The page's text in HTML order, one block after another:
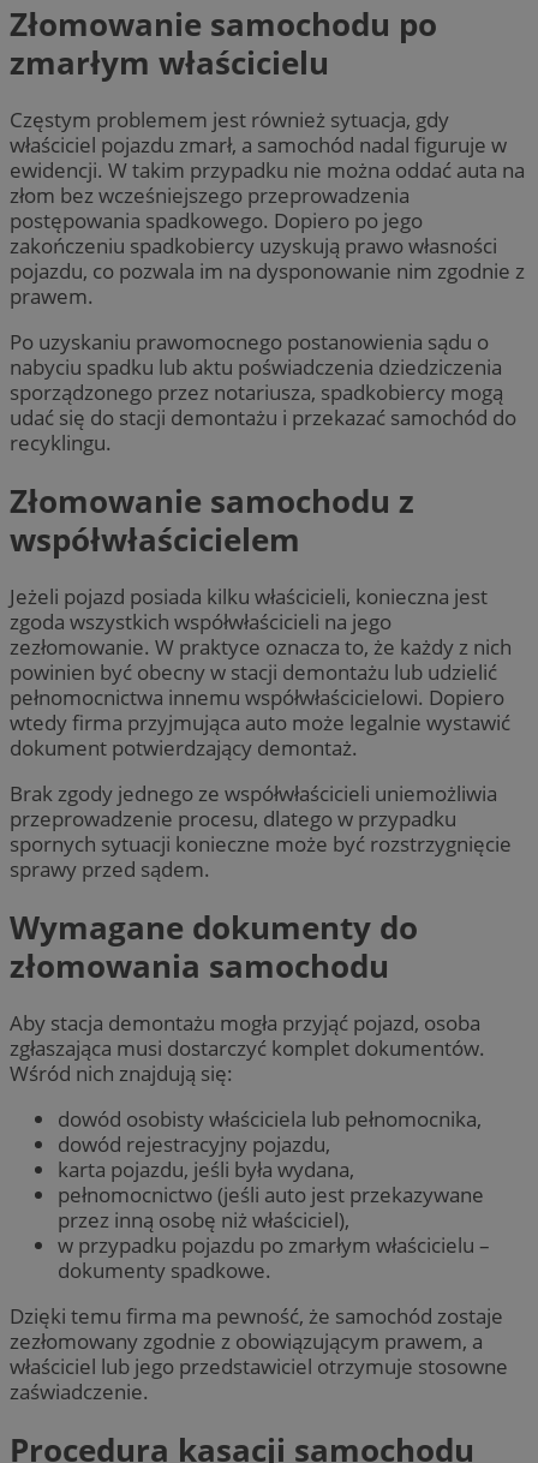
Złomowanie samochodu po
zmarłym właścicielu
Częstym problemem jest również sytuacja, gdy
właściciel pojazdu zmarł, a samochód nadal figuruje w
ewidencji. W takim przypadku nie można oddać auta na
złom bez wcześniejszego przeprowadzenia
postępowania spadkowego. Dopiero po jego
zakończeniu spadkobiercy uzyskują prawo własności
pojazdu, co pozwala im na dysponowanie nim zgodnie z
prawem.
Po uzyskaniu prawomocnego postanowienia sądu o
nabyciu spadku lub aktu poświadczenia dziedziczenia
sporządzonego przez notariusza, spadkobiercy mogą
udać się do stacji demontażu i przekazać samochód do
recyklingu.
Złomowanie samochodu z
współwłaścicielem
Jeżeli pojazd posiada kilku właścicieli, konieczna jest
zgoda wszystkich współwłaścicieli na jego
zezłomowanie. W praktyce oznacza to, że każdy z nich
powinien być obecny w stacji demontażu lub udzielić
pełnomocnictwa innemu współwłaścicielowi. Dopiero
wtedy firma przyjmująca auto może legalnie wystawić
dokument potwierdzający demontaż.
Brak zgody jednego ze współwłaścicieli uniemożliwia
przeprowadzenie procesu, dlatego w przypadku
spornych sytuacji konieczne może być rozstrzygnięcie
sprawy przed sądem.
Wymagane dokumenty do
złomowania samochodu
Aby stacja demontażu mogła przyjąć pojazd, osoba
zgłaszająca musi dostarczyć komplet dokumentów.
Wśród nich znajdują się:
dowód osobisty właściciela lub pełnomocnika,
dowód rejestracyjny pojazdu,
karta pojazdu, jeśli była wydana,
pełnomocnictwo (jeśli auto jest przekazywane
przez inną osobę niż właściciel),
w przypadku pojazdu po zmarłym właścicielu –
dokumenty spadkowe.
Dzięki temu firma ma pewność, że samochód zostaje
zezłomowany zgodnie z obowiązującym prawem, a
właściciel lub jego przedstawiciel otrzymuje stosowne
zaświadczenie.
Procedura kasacji samochodu